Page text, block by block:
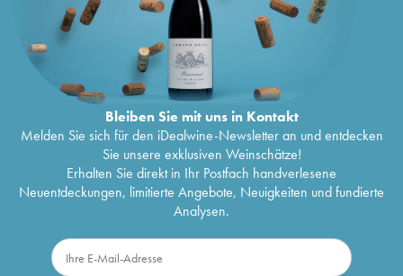
Bleiben Sie mit uns in Kontakt
Melden Sie sich für den iDealwine-Newsletter an und entdecken
Sie unsere exklusiven Weinschätze!
Erhalten Sie direkt in Ihr Postfach handverlesene
Neuentdeckungen, limitierte Angebote, Neuigkeiten und fundierte
Analysen.